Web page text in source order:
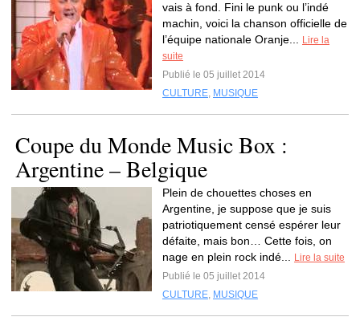
vais à fond. Fini le punk ou l’indé
machin, voici la chanson officielle de
l’équipe nationale Oranje...
Lire la
suite
Publié le 05 juillet 2014
CULTURE, MUSIQUE
Coupe du Monde Music Box :
Argentine – Belgique
Plein de chouettes choses en
Argentine, je suppose que je suis
patriotiquement censé espérer leur
défaite, mais bon… Cette fois, on
nage en plein rock indé...
Lire la suite
Publié le 05 juillet 2014
CULTURE, MUSIQUE